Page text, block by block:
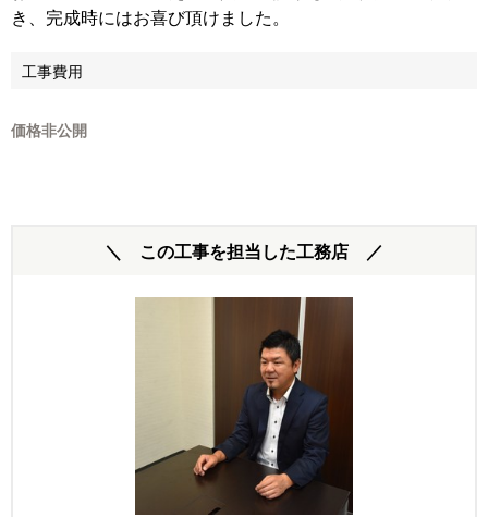
き、完成時にはお喜び頂けました。
工事費用
価格非公開
＼ この工事を担当した工務店 ／